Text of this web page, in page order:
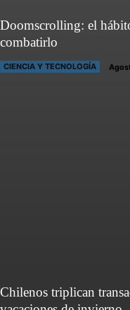
Doomscrolling: el
combatirlo
CIENCIA Y TECNOLOGÍA
Chilenos triplican